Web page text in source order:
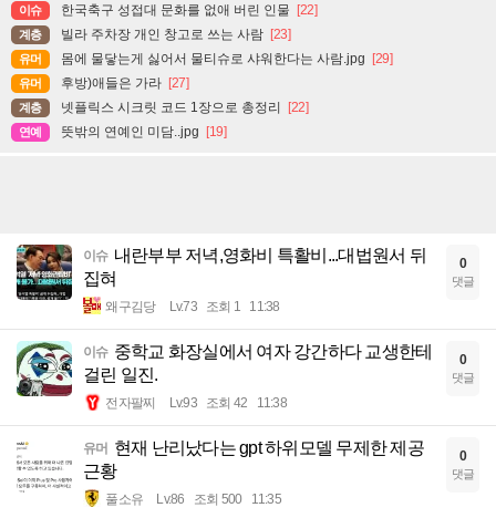
이슈 한국축구 성접대 문화를 없애 버린 인물 [22]
계층 빌라 주차장 개인 창고로 쓰는 사람 [23]
유머 몸에 물닿는게 싫어서 물티슈로 샤워한다는 사람.jpg [29]
유머 후방)애들은 가라 [27]
계층 넷플릭스 시크릿 코드 1장으로 총정리 [22]
연예 뜻밖의 연예인 미담..jpg [19]
이슈 내란부부 저녁,영화비 특활비...대법원서 뒤
집혀
왜구김당 Lv.73 조회 1 11:38
0
댓글
이슈 중학교 화장실에서 여자 강간하다 교생한테
걸린 일진.
전자팔찌 Lv.93 조회 42 11:38
0
댓글
유머 현재 난리났다는 gpt 하위모델 무제한 제공
근황
풀소유 Lv.86 조회 500 11:35
0
댓글